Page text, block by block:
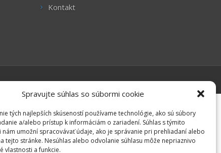
Spravujte súhlas so súbormi cookie
tých najlepších skúseností používame technológie, ako sú súbory
a/alebo prístup k informáciám o zariadení. Súhlas s týmito
umožní spracovávať údaje, ako je správanie pri prehliadaní alebo
tejto stránke. Nesúhlas alebo odvolanie súhlasu môže nepriaznivo
vlastnosti a funkcie.
Kontakt